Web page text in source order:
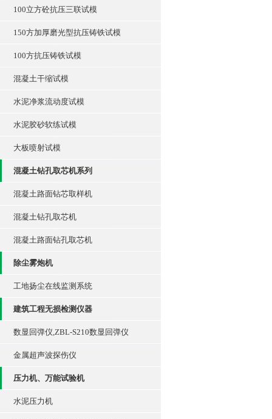
100立方砼抗压三联试模
150方加厚磨光型抗压铸铁试模
100方抗压铸铁试模
混凝土干缩试模
水泥净浆流动度试模
水泥胶砂软练试模
大板喷射试模
混凝土钻孔取芯机系列
混凝土路面钻芯取样机
混凝土钻孔取芯机
混凝土路面钻孔取芯机
除尘雾炮机
工地扬尘在线监测系统
建筑工程无损检测仪器
数显回弹仪,ZBL-S210数显回弹仪
金属超声波探伤仪
压力机、万能试验机
水泥压力机